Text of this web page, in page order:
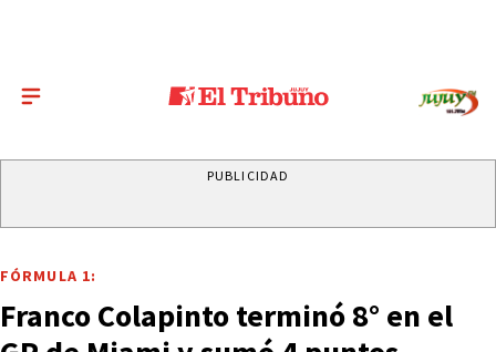
PUBLICIDAD
FÓRMULA 1:
Franco Colapinto terminó 8° en el